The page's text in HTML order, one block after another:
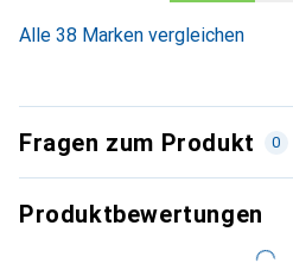
Alle 38 Marken vergleichen
Fragen zum Produkt 0
Produktbewertungen